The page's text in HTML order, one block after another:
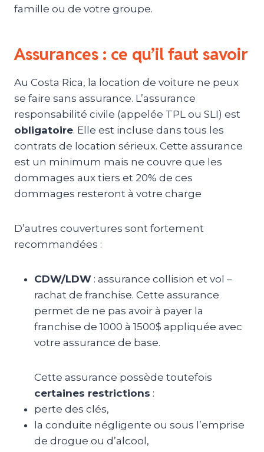
famille ou de votre groupe.
Assurances : ce qu’il faut savoir
Au Costa Rica, la location de voiture ne peux
se faire sans assurance. L’assurance
responsabilité civile (appelée TPL ou SLI) est
obligatoire. Elle est incluse dans tous les
contrats de location sérieux. Cette assurance
est un minimum mais ne couvre que les
dommages aux tiers et 20% de ces
dommages resteront à votre charge
D’autres couvertures sont fortement
recommandées :
CDW/LDW : assurance collision et vol –
rachat de franchise. Cette assurance
permet de ne pas avoir à payer la
franchise de 1000 à 1500$ appliquée avec
votre assurance de base.
Cette assurance possède toutefois
certaines restrictions :
perte des clés,
la conduite négligente ou sous l’emprise
de drogue ou d’alcool,